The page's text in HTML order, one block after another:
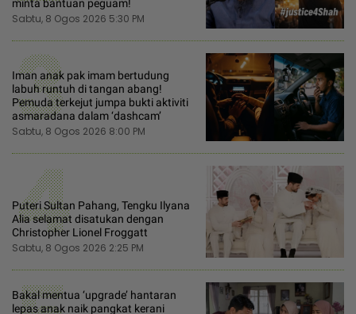
minta bantuan peguam!
Sabtu, 8 Ogos 2026 5:30 PM
3
Iman anak pak imam bertudung
labuh runtuh di tangan abang!
Pemuda terkejut jumpa bukti aktiviti
asmaradana dalam ‘dashcam’
Sabtu, 8 Ogos 2026 8:00 PM
4
Puteri Sultan Pahang, Tengku Ilyana
Alia selamat disatukan dengan
Christopher Lionel Froggatt
Sabtu, 8 Ogos 2026 2:25 PM
Bakal mentua ‘upgrade’ hantaran
lepas anak naik pangkat kerani